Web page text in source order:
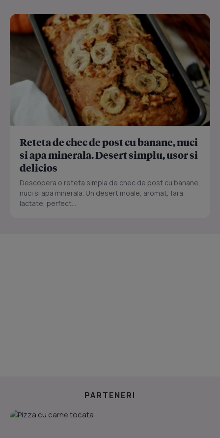
Reteta de chec de post cu banane, nuci
si apa minerala. Desert simplu, usor si
delicios
Descopera o reteta simpla de chec de post cu banane,
nuci si apa minerala. Un desert moale, aromat, fara
lactate, perfect...
PARTENERI